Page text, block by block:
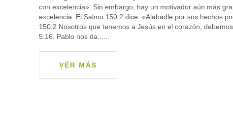
con excelencia». Sin embargo, hay un motivador aún más
excelencia. El Salmo 150:2 dice: «Alabadle por sus hechos
150:2 Nosotros que tenemos a Jesús en el corazón,
5:16. Pablo nos da......
VÉR MÁS